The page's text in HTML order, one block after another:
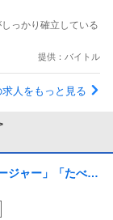
っかり確立している
提供：バイトル
人をもっと見る
ジャー」「たべっ
ス「「しみチョ
商品を製造／土